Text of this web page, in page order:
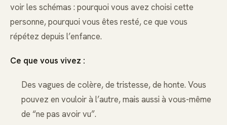
voir les schémas : pourquoi vous avez choisi cette
personne, pourquoi vous êtes resté, ce que vous
répétez depuis l’enfance.
Ce que vous vivez :
Des vagues de colère, de tristesse, de honte. Vous
pouvez en vouloir à l’autre, mais aussi à vous-même
de “ne pas avoir vu”.